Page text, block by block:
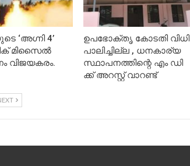
‘അഗ്നി 4’
മിസൈൽ
വിജയകരം.
ഉപഭോക്തൃ കോടതി വിധി
പാലിച്ചില്ല , ധനകാര്യ
സ്ഥാപനത്തിന്റെ എം ഡി
ക്ക് അറസ്റ്റ് വാറണ്ട്